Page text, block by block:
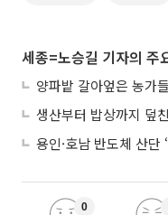
세종=노승길 기자의 주
양파밭 갈아엎은 농가
0